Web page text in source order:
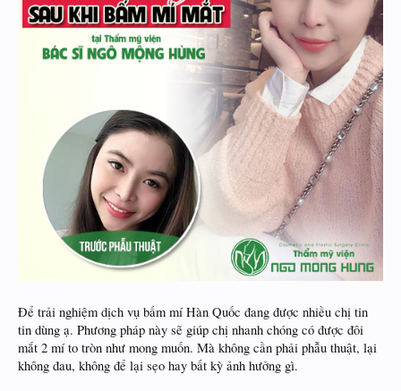
Để trải nghiệm dịch vụ bấm mí Hàn Quốc đang được nhiều chị tin
tin dùng ạ. Phương pháp này sẽ giúp chị nhanh chóng có được đôi
mắt 2 mí to tròn như mong muốn. Mà không cần phải phẫu thuật, lại
không đau, không để lại sẹo hay bất kỳ ảnh hưởng gì.